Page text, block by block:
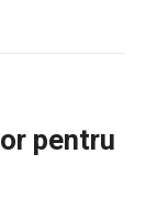
pentru